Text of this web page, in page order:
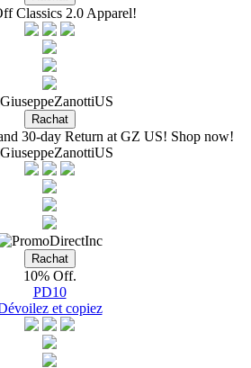
Classics 2.0 Apparel!
30-day Return at GZ US! Shop now!
10% Off.
PD10
et copiez